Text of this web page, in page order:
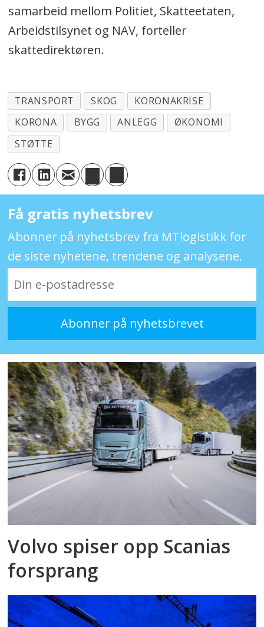
samarbeid mellom Politiet, Skatteetaten,
Arbeidstilsynet og NAV, forteller
skattedirektøren.
TRANSPORT SKOG
KORONAKRISE
KORONA
BYGG ANLEGG
ØKONOMI
STØTTE
Få gratis nyhetsbrev
Abonner på nyhetsbrev fra MTlogistikk for
de siste nyhetene, trendene og analysene.
Volvo spiser opp Scanias
forsprang